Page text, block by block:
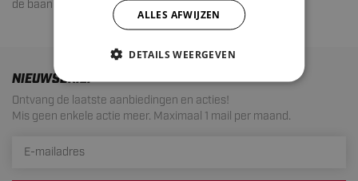
de baan golfen.
NIEUWSBRIEF
Ontvang de laatste aanbiedingen en acties!
Mis geen enkele actie meer. Maximaal 1 mail per maand.
ALLES AFWIJZEN
DETAILS WEERGEVEN